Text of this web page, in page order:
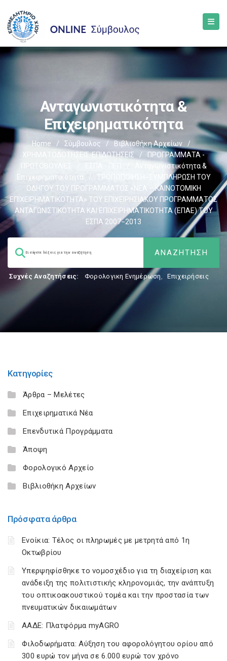
Ανταγωνιστικότητα &
Επιχειρηματικότητα
Home / Σύμβουλος / Βιβλιοθήκη Αρχείων
/
ΧΡΗΜΑΤΟΔΟΤΗΣΕΙΣ-ΕΠΙΔΟΤΗΣΕΙΣ
/
ΠΡΟΓΡΑΜΜΑΤΑ -
ΠΡΩΤΟΒΟΥΛΙΕΣ
Ανταγωνιστικότητα &
Επιχειρηματικότητα
/
ΤΡΟΠΟΠΟΙΗΣΗ−ΣΥΜΠΛΗΡΩΣΗ ΤΟΥ
ΟΔΗΓΟΥ ΤΟΥ ΠΡΟΓΡΑΜΜΑΤΟΣ «ΝΕΑ – ΚΑΙΝΟΤΟΜΙΚΗ
ΕΠΙΧΕΙΡΗΜΑΤΙΚΟΤΗΤΑ» ΤΟΥ ΕΠΙΧΕΙΡΗΣΙΑΚΟΥ ΠΡΟΓΡΑΜΜΑΤΟΣ
ΑΝΤΑΓΩΝΙΣΤΙΚΟΤΗΤΑ ΚΑΙ ΕΠΙΧΕΙΡΗΜΑΤΙΚΟΤΗΤΑ (ΕΠΑΕ) ΤΟΥ
ΕΣΠΑ 2007−2013
Συχνές Αναζητήσεις: Φορολογικη Ενημέρωση, Επιχειρήσεις
Κατηγορίες
Άρθρα – Μελέτες
Επιχειρηματικά Νέα
Επενδυτικά Προγράμματα
Άποψη
Φορολογικό Αρχείο
Βιβλιοθήκη Αρχείων
Πρόσφατα άρθρα
Ενοίκια: Τέλος οι πληρωμές με μετρητά από 1η
Οκτωβρίου
Υπερψηφίσθηκε το νομοσχέδιο για τη διαχείριση και
ανάδειξη της πολιτιστικής κληρονομιάς, την ανάπτυξη
του οπτικοακουστικού τομέα και την προστασία των
πνευματικών δικαιωμάτων
ΑΑΔΕ: Πλατφόρμα myAGRO
Φιλοδωρήματα: Αύξηση του αφορολόγητου ορίου από
300 ευρώ τον μήνα σε 6.000 ευρώ τον χρόνο